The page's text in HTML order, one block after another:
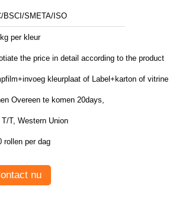
BSCI/SMETA/ISO
per kleur
the price in detail according to the product
kleurplaat of Label+karton of vitrine
Overeen te komen 20days,
T/T, Western Union
rollen per dag
nu